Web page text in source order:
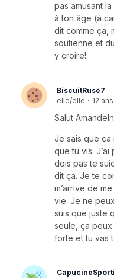
pas amusant
à ton âge (à
dit comme ça,
soutienne et
y croire!
BiscuitRusé7
elle/elle · 12 ans
Salut
Je sais que
que tu vis.
dois pas te
dit ça. Je te
m’arrive de
vie. Je ne
suis que juste
seule, ça peux
forte et tu vas